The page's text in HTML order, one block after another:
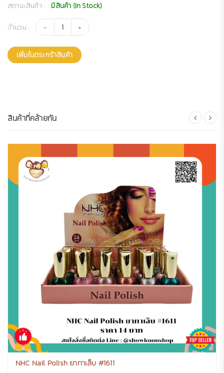
สถานะสินค้า : มีสินค้า (In Stock)
จำนวน :
เพิ่มในตระกร้าสินค้า
สินค้าที่คล้ายกัน
NHC Nail Polish ยาทาเล็บ #1611